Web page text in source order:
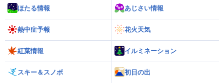
ほたる情報 あじさい情報
熱中症予報 花火天気
紅葉情報 イルミネーション
スキー＆スノボ 初日の出